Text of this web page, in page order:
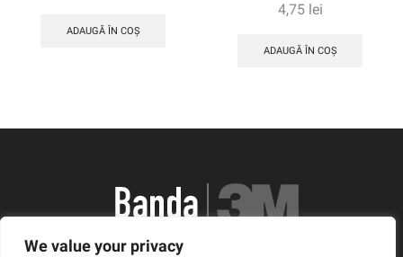
We value your privacy
ADAUGĂ ÎN COȘ
4,75 lei
ADAUGĂ ÎN COȘ
România, Arad, Calea Timisorii, Nr. 11